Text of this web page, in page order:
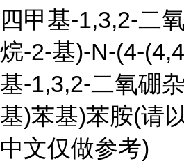
四甲基-1,3,2-二
烷-2-基)-N-(4-
基-1,3,2-二氧硼
基)苯基)苯胺(请
中文仅做参考)